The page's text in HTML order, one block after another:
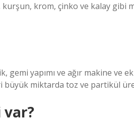
kurşun, krom, çinko ve kalay gibi
gemi yapımı ve ağır makine ve
büyük miktarda toz ve partikül
var?